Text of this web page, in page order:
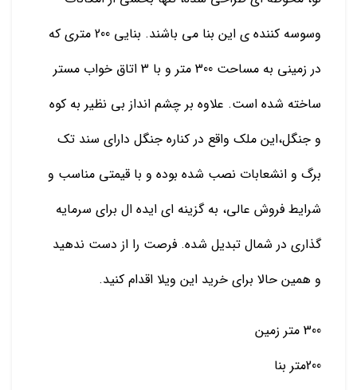
وسوسه کننده ی این بنا می باشند. بنایی 200 متری که
در زمینی به مساحت 300 متر و با 3 اتاق خواب مستر
ساخته شده است. علاوه بر چشم انداز بی نظیر به کوه
و جنگل،این ملک واقع در کناره جنگل دارای سند تک
برگ و انشعابات نصب شده بوده و با قیمتی مناسب و
شرایط فروش عالی، به گزینه ای ایده ال برای سرمایه
گذاری در شمال تبدیل شده. فرصت را از دست ندهید
و همین حالا برای خرید این ویلا اقدام کنید.
300 متر زمین
200متر بنا